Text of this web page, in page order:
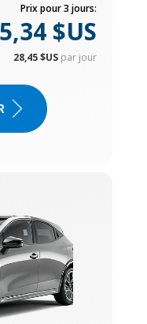
Prix pour 3 jours:
$US
28,45 $US par jour